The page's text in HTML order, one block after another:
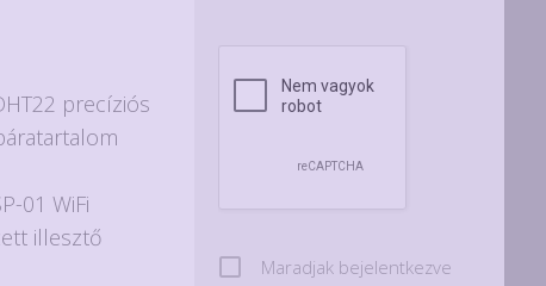
precíziós
01 WiFi
illesztő
Maradjak bejelentkezve